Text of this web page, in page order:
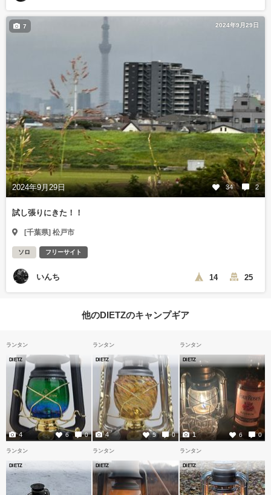
2024年9月29日
2024年9月29日 34 2
7
試し張りにきた！！
[千葉県] 松戸市
ソロ フリーサイト
いんち 14 25
他のDIETZのキャンプギア
ランタン
DIETZ
6 0
4
ランタン
DIETZ
5 0
4
ランタン
DIETZ
6 0
1
ランタン
DIETZ
ランタン
DIETZ
ランタン
DIETZ